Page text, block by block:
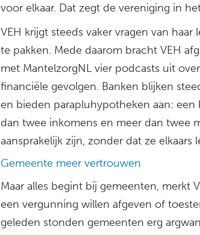
voor elkaar. Dat zegt de vereniging in
VEH krijgt steeds vaker vragen van
te pakken. Mede daarom bracht VEH
met MantelzorgNL vier podcasts uit
financiële gevolgen. Banken blijken
en bieden parapluhypotheken aan:
dan twee inkomens en meer dan twee
aansprakelijk zijn, zonder dat ze elkaars
Gemeente meer vertrouwen
Maar alles begint bij gemeenten, merkt
een vergunning willen afgeven of
geleden stonden gemeenten erg